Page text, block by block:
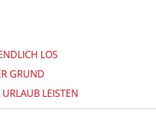
LOS
GRUND
LEISTEN